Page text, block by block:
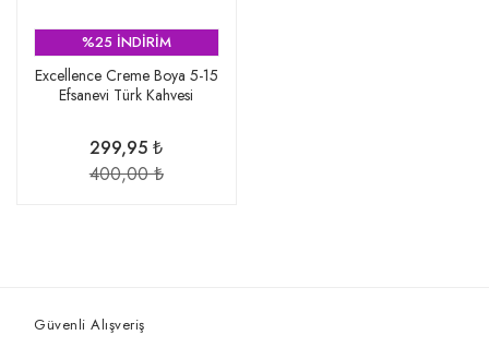
%25 İNDİRİM
Excellence Creme Boya 5-15
Efsanevi Türk Kahvesi
299,95 ₺
400,00 ₺
Güvenli Alışveriş